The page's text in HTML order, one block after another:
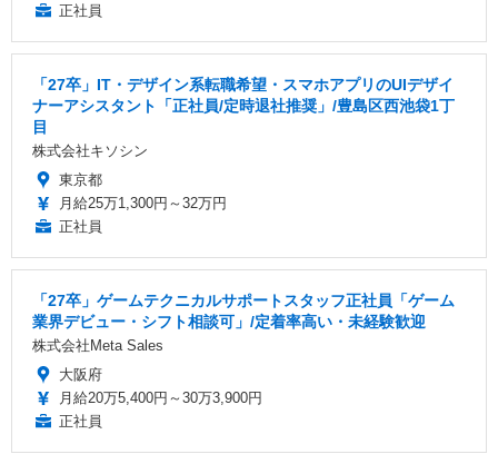
正社員
「27卒」IT・デザイン系転職希望・スマホアプリのUIデザイ
ナーアシスタント「正社員/定時退社推奨」/豊島区西池袋1丁
目
株式会社キソシン
東京都
月給25万1,300円～32万円
正社員
「27卒」ゲームテクニカルサポートスタッフ正社員「ゲーム
業界デビュー・シフト相談可」/定着率高い・未経験歓迎
株式会社Meta Sales
大阪府
月給20万5,400円～30万3,900円
正社員